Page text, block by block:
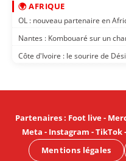
🌍 AFRIQUE
OL : nouveau partenaire en
Nantes : Kombouaré sur un
Côte d'Ivoire : le sourire de
Partenaires: Foot live-
Meta - Instagram -TikTok-
Mentions légales